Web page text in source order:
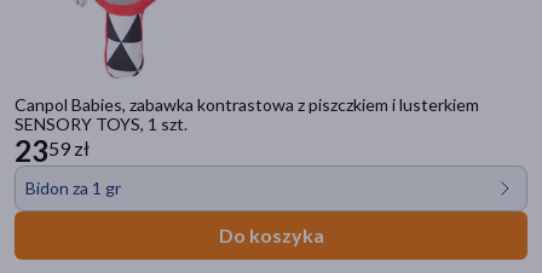
Canpol Babies, zabawka kontrastowa z piszczkiem i lusterkiem
SENSORY TOYS, 1 szt.
2359 zł
Bidon za 1 gr
Do koszyka